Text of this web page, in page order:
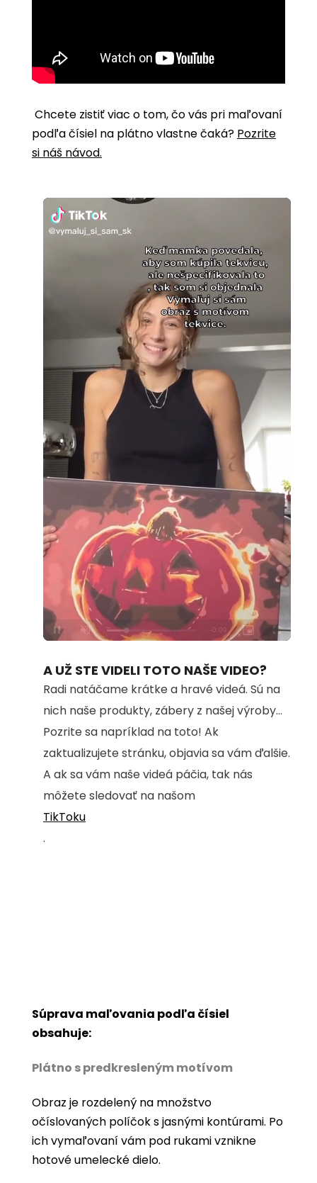
Chcete zistiť viac o tom, čo vás pri maľovaní
podľa čísiel na plátno vlastne čaká? Pozrite
si náš návod.
Unmute Loaded:
100.00%
A UŽ STE VIDELI TOTO NAŠE VIDEO?
Radi natáčame krátke a hravé videá. Sú na
nich naše produkty, zábery z našej výroby...
Pozrite sa napríklad na toto! Ak
zaktualizujete stránku, objavia sa vám ďalšie.
A ak sa vám naše videá páčia, tak nás
môžete sledovať na našom
TikToku
.
Súprava maľovania podľa čísiel
obsahuje:
Plátno s predkresleným motívom
Obraz je rozdelený na množstvo
očíslovaných políčok s jasnými kontúrami. Po
ich vymaľovaní vám pod rukami vznikne
hotové umelecké dielo.